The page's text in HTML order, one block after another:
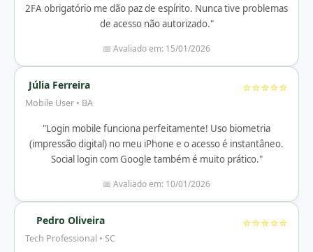
2FA obrigatório me dão paz de espírito. Nunca tive problemas
de acesso não autorizado."
📅 Avaliado em: 15/01/2026
Júlia Ferreira
Mobile User • BA
⭐⭐⭐⭐⭐
"Login mobile funciona perfeitamente! Uso biometria
(impressão digital) no meu iPhone e o acesso é instantâneo.
Social login com Google também é muito prático."
📅 Avaliado em: 10/01/2026
Pedro Oliveira
Tech Professional • SC
⭐⭐⭐⭐⭐